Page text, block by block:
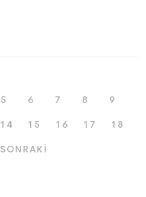
5 6 7 8 9
14 15 16 17 18
SONRAKI